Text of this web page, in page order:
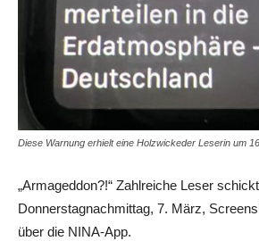
Diese Warnung erhielt eine Holzwickeder Leserin um
„Armageddon?!“ Zahlreiche Leser
Donnerstagnachmittag, 7. März,
über die NINA-App.